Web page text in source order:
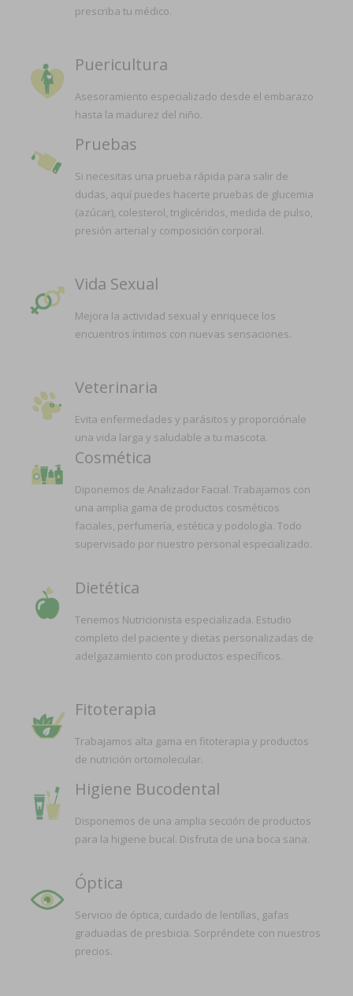
prescriba tu médico.
Puericultura
Asesoramiento especializado desde el embarazo
hasta la madurez del niño.
Pruebas
Si necesitas una prueba rápida para salir de
dudas, aquí puedes hacerte pruebas de glucemia
(azúcar), colesterol, triglicéridos, medida de pulso,
presión arterial y composición corporal.
Vida Sexual
Mejora la actividad sexual y enriquece los
encuentros íntimos con nuevas sensaciones.
Veterinaria
Evita enfermedades y parásitos y proporciónale
una vida larga y saludable a tu mascota.
Cosmética
Diponemos de Analizador Facial. Trabajamos con
una amplia gama de productos cosméticos
faciales, perfumería, estética y podología. Todo
supervisado por nuestro personal especializado.
Dietética
Tenemos Nutricionista especializada. Estudio
completo del paciente y dietas personalizadas de
adelgazamiento con productos específicos.
Fitoterapia
Trabajamos alta gama en fitoterapia y productos
de nutrición ortomolecular.
Higiene Bucodental
Disponemos de una amplia sección de productos
para la higiene bucal. Disfruta de una boca sana.
Óptica
Servicio de óptica, cuidado de lentillas, gafas
graduadas de presbicia. Sorpréndete con nuestros
precios.